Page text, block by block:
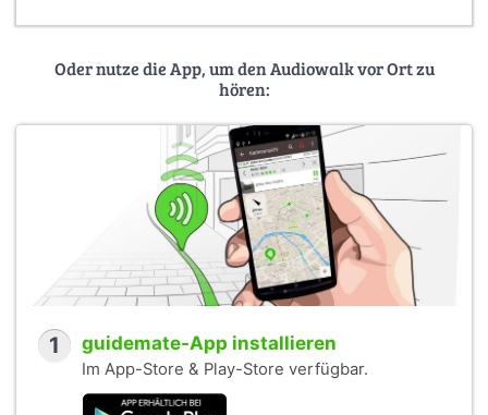
Warnecke.
Sprecher: Sebastian Fuchs (Berlin), Prof. Dr. Wolfgang
Oder nutze die App, um den Audiowalk vor Ort zu
hören:
1 guidemate-App installieren
Im App-Store & Play-Store verfügbar.